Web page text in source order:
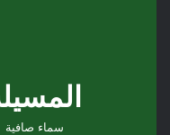
سماء صافية